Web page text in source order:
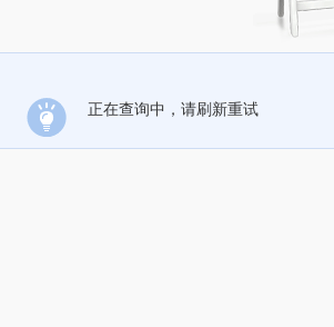
正在查询中，请刷新重试